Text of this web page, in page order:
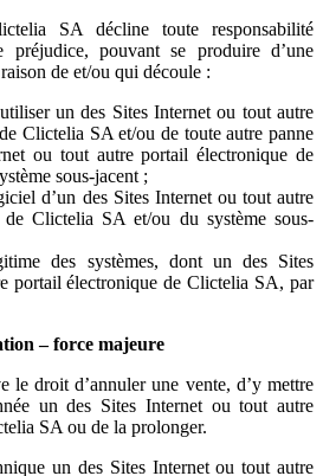
SA décline toute responsabilité
préjudice, pouvant se produire d’une
de et/ou qui découle :
un des Sites Internet ou tout autre
Clictelia SA et/ou de toute autre panne
ou tout autre portail électronique de
sous-jacent ;
d’un des Sites Internet ou tout autre
Clictelia SA et/ou du système sous-
des systèmes, dont un des Sites
portail électronique de Clictelia SA, par
– force majeure
le droit d’annuler une vente, d’y mettre
un des Sites Internet ou tout autre
SA ou de la prolonger.
un des Sites Internet ou tout autre